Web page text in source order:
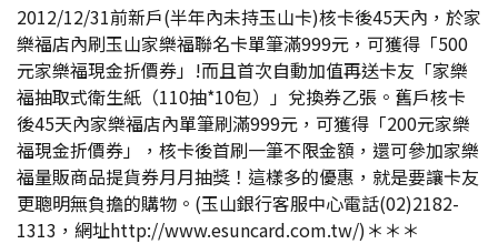
2012/12/31前新戶(半年內未持玉山卡)核卡後45天內，於家
樂福店內刷玉山家樂福聯名卡單筆滿999元，可獲得「500
元家樂福現金折價券」!而且首次自動加值再送卡友「家樂
福抽取式衛生紙（110抽*10包）」兌換券乙張。舊戶核卡
後45天內家樂福店內單筆刷滿999元，可獲得「200元家樂
福現金折價券」，核卡後首刷一筆不限金額，還可參加家樂
福量販商品提貨券月月抽獎！這樣多的優惠，就是要讓卡友
更聰明無負擔的購物。(玉山銀行客服中心電話(02)2182-
1313，網址http://www.esuncard.com.tw/)＊＊＊